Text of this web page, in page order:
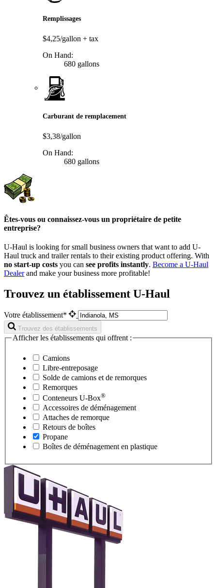
Remplissages
$4,25/gallon + tax
On Hand:
680 gallons
Carburant de remplacement
$3,38/gallon
On Hand:
680 gallons
Êtes-vous ou connaissez-vous un propriétaire de petite
entreprise?
U-Haul is looking for small business owners that want to add U-
Haul truck and trailer rentals to their existing product offering. With
no start-up costs you can see profits instantly. Become a U-Haul
Dealerand make your business more profitable!
Trouvez un établissement U-Haul
Votre établissement*
Trouvez des établissements
Afficher les établissements qui offrent :
Camions
Libre-entreposage
Solde de camions et de remorques
Remorques
Conteneurs U-Box®
Accessoires de déménagement
Attaches de remorque
Retours de boîtes
Propane
Boîtes de déménagement en plastique